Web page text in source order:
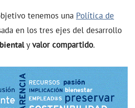
tenemos una Política de
en los tres ejes del desarrollo
yvalor compartido.